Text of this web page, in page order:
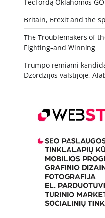
Tedfordą Oklahomos
Britain, Brexit and the
The Troublemakers of
Fighting–and Winning
Trumpo remiami
Džordžijos valstijoje,